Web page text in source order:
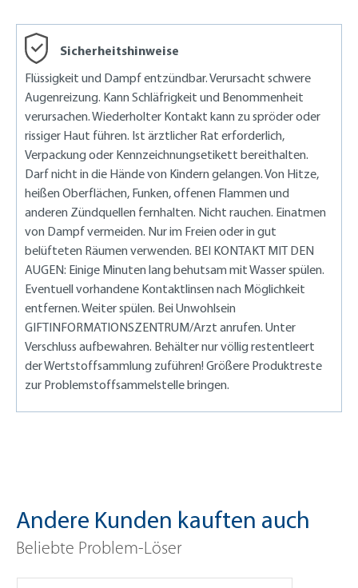
Sicherheitshinweise
Flüssigkeit und Dampf entzündbar. Verursacht schwere
Augenreizung. Kann Schläfrigkeit und Benommenheit
verursachen. Wiederholter Kontakt kann zu spröder oder
rissiger Haut führen. Ist ärztlicher Rat erforderlich,
Verpackung oder Kennzeichnungsetikett bereithalten.
Darf nicht in die Hände von Kindern gelangen. Von Hitze,
heißen Oberflächen, Funken, offenen Flammen und
anderen Zündquellen fernhalten. Nicht rauchen. Einatmen
von Dampf vermeiden. Nur im Freien oder in gut
belüfteten Räumen verwenden. BEI KONTAKT MIT DEN
AUGEN: Einige Minuten lang behutsam mit Wasser spülen.
Eventuell vorhandene Kontaktlinsen nach Möglichkeit
entfernen. Weiter spülen. Bei Unwohlsein
GIFTINFORMATIONSZENTRUM/Arzt anrufen. Unter
Verschluss aufbewahren. Behälter nur völlig restentleert
der Wertstoffsammlung zuführen! Größere Produktreste
zur Problemstoffsammelstelle bringen.
Andere Kunden kauften auch
Beliebte Problem-Löser